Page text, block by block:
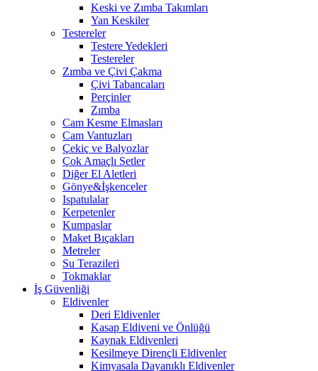
Keski ve Zımba Takımları
Yan Keskiler
Testereler
Testere Yedekleri
Testereler
Zımba ve Çivi Çakma
Çivi Tabancaları
Perçinler
Zımba
Cam Kesme Elmasları
Cam Vantuzları
Çekiç ve Balyozlar
Çok Amaçlı Setler
Diğer El Aletleri
Gönye&İşkenceler
Ispatulalar
Kerpetenler
Kumpaslar
Maket Bıçakları
Metreler
Su Terazileri
Tokmaklar
İş Güvenliği
Eldivenler
Deri Eldivenler
Kasap Eldiveni ve Önlüğü
Kaynak Eldivenleri
Kesilmeye Dirençli Eldivenler
Kimyasala Dayanıklı Eldivenler